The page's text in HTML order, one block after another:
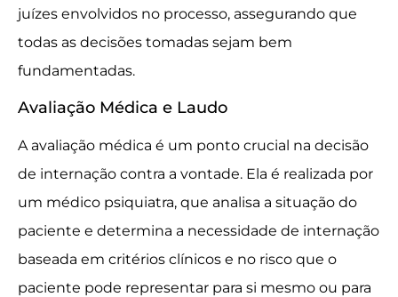
juízes envolvidos no processo, assegurando que
todas as decisões tomadas sejam bem
fundamentadas.
Avaliação Médica e Laudo
A avaliação médica é um ponto crucial na decisão
de internação contra a vontade. Ela é realizada por
um médico psiquiatra, que analisa a situação do
paciente e determina a necessidade de internação
baseada em critérios clínicos e no risco que o
paciente pode representar para si mesmo ou para